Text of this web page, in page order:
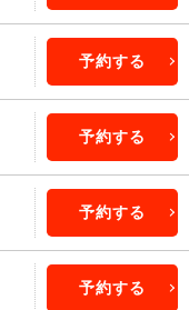
予約する
予約する
予約する
予約する